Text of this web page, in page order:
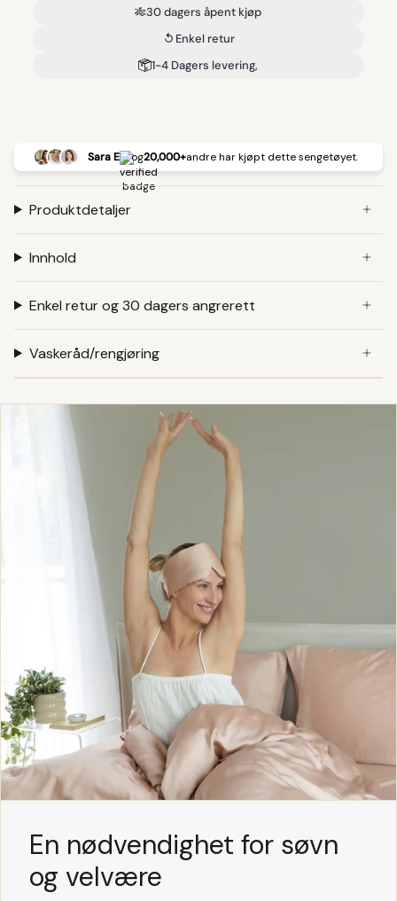
🎋30 dagers åpent kjøp
Enkel retur
1-4 Dagers levering,
Sara E og20,000+andre har kjøpt dette sengetøyet.
Produktdetaljer
Innhold
Enkel retur og 30 dagers angrerett
Vaskeråd/rengjøring
En nødvendighet for søvn
og velvære